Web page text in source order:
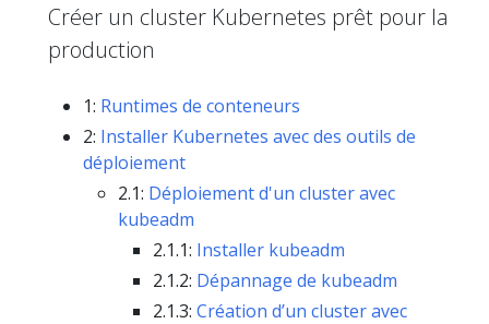
Créer un cluster Kubernetes prêt pour la
production
1: Runtimes de conteneurs
2: Installer Kubernetes avec des outils de
déploiement
2.1: Déploiement d'un cluster avec
kubeadm
2.1.1: Installer kubeadm
2.1.2: Dépannage de kubeadm
2.1.3: Création d’un cluster avec